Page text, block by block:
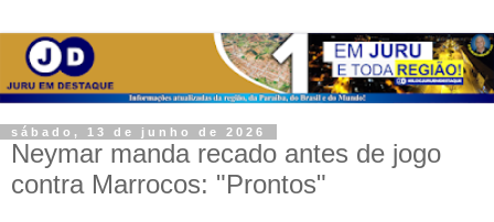
sábado, 13 de junho de 2026
Neymar manda recado antes de jogo
contra Marrocos: "Prontos"